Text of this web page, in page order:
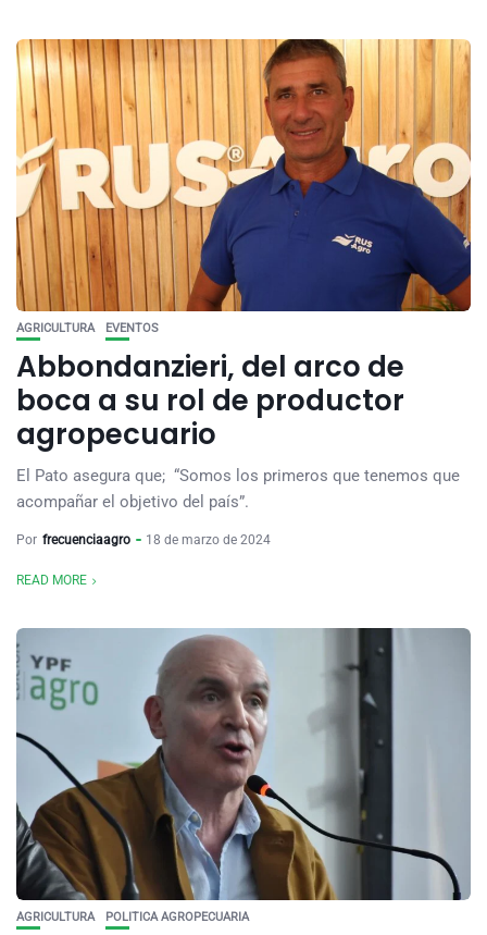
AGRICULTURA EVENTOS
Abbondanzieri, del arco de
boca a su rol de productor
agropecuario
El Pato asegura que; “Somos los primeros que tenemos que
acompañar el objetivo del país”.
Por frecuenciaagro 18 de marzo de 2024
READ MORE
AGRICULTURA POLITICA AGROPECUARIA